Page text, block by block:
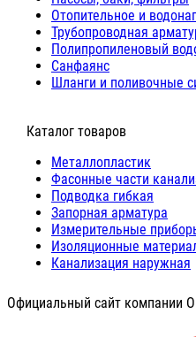
Отопительное и
Трубопроводная
Полипропиленовый
Санфаянс
Шланги и поливочные
⠀Каталог товаров
Металлопластик
Фасонные части
Подводка гибкая
Запорная арматура
Измерительные
Изоляционные
Канализация наружная
Официальный сайт компании